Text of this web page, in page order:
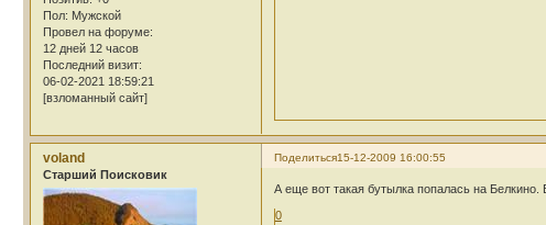
Пол: Мужской
Провел на форуме:
12 дней 12 часов
Последний визит:
06-02-2021 18:59:21
[взломанный сайт]
Поделиться15-12-2009 16:00:55
voland
Cтарший Поисковик
А еще вот такая бутылка попалась на Белкино.
0